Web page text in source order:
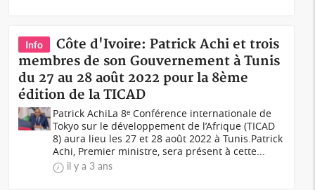
Info
Côte d'Ivoire: Patrick Achi et trois
membres de son Gouvernement à Tunis
du 27 au 28 août 2022 pour la 8ème
édition de la TICAD
Patrick AchiLa 8ᵉ Conférence internationale de
Tokyo sur le développement de l’Afrique (TICAD
8) aura lieu les 27 et 28 août 2022 à Tunis.Patrick
Achi, Premier ministre, sera présent à cette...
il y a 3 ans